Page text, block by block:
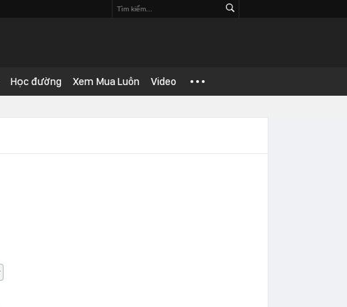
Học đường Xem Mua Luôn Video